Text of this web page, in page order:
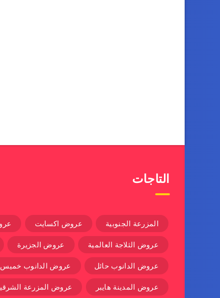
التاجات
المزرعة الجنوبية عروض اكسايت
عروض الثلاجة العالمية عروض الجزيرة
عروض الدانوب حائل عروض الدانوب
عروض المدينة هايبر عروض المزرعة